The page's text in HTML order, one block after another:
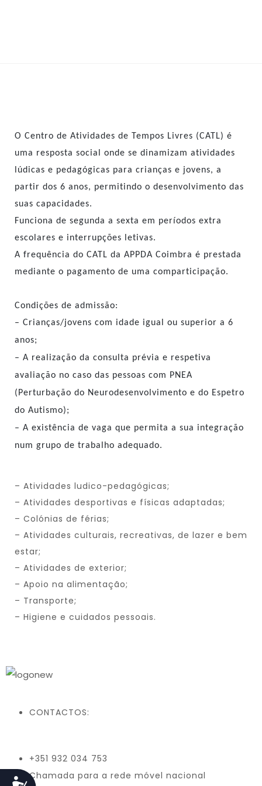
O Centro de Atividades de Tempos Livres (CATL) é
uma resposta social onde se dinamizam atividades
lúdicas e pedagógicas para crianças e jovens, a
partir dos 6 anos, permitindo o desenvolvimento das
suas capacidades.
Funciona de segunda a sexta em períodos extra
escolares e interrupções letivas.
A frequência do CATL da APPDA Coimbra é prestada
mediante o pagamento de uma comparticipação.
Condições de admissão:
– Crianças/jovens com idade igual ou superior a 6
anos;
– A realização da consulta prévia e respetiva
avaliação no caso das pessoas com PNEA
(Perturbação do Neurodesenvolvimento e do Espetro
do Autismo);
– A existência de vaga que permita a sua integração
num grupo de trabalho adequado.
– Atividades ludico-pedagógicas;
– Atividades desportivas e físicas adaptadas;
– Colónias de férias;
– Atividades culturais, recreativas, de lazer e bem
estar;
– Atividades de exterior;
– Apoio na alimentação;
– Transporte;
– Higiene e cuidados pessoais.
CONTACTOS:
+351 932 034 753
Chamada para a rede móvel nacional